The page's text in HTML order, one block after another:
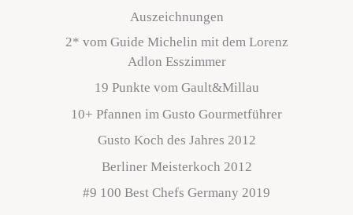
Auszeichnungen
2* vom Guide Michelin mit dem Lorenz
Adlon Esszimmer
19 Punkte vom Gault&Millau
10+ Pfannen im Gusto Gourmetführer
Gusto Koch des Jahres 2012
Berliner Meisterkoch 2012
#9 100 Best Chefs Germany 2019